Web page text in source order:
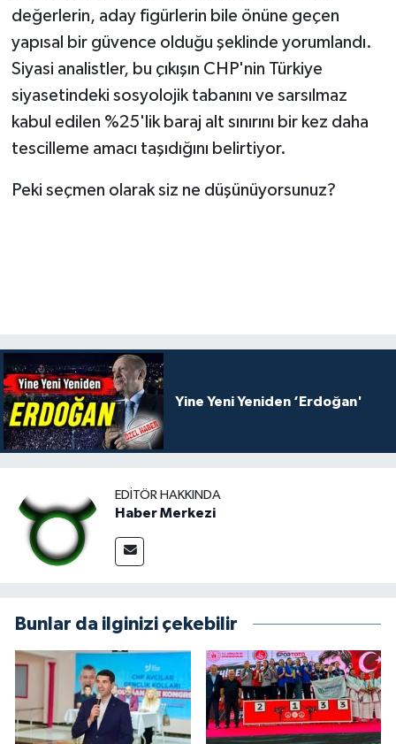
değerlerin, aday figürlerin bile önüne geçen
yapısal bir güvence olduğu şeklinde yorumlandı.
Siyasi analistler, bu çıkışın CHP'nin Türkiye
siyasetindeki sosyolojik tabanını ve sarsılmaz
kabul edilen %25'lik baraj alt sınırını bir kez daha
tescilleme amacı taşıdığını belirtiyor.
Peki seçmen olarak siz ne düşünüyorsunuz?
Yine Yeni Yeniden ‘Erdoğan'
EDITÖR HAKKINDA
Haber Merkezi
Bunlar da ilginizi çekebilir